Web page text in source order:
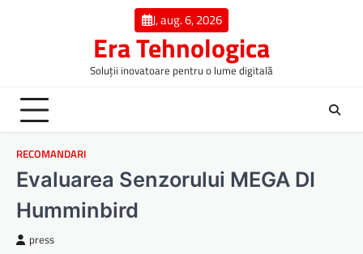
J, aug. 6, 2026
Era Tehnologica
Soluții inovatoare pentru o lume digitală
RECOMANDARI
Evaluarea Senzorului MEGA DI
Humminbird
press